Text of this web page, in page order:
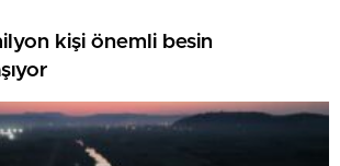
kişi önemli besin